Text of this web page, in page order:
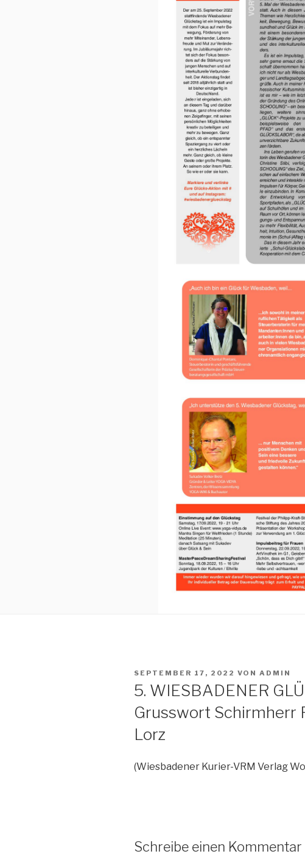
VERÖFFENTLICHT
SEPTEMBER 17, 2022 VON ADMIN
5. WIESBADENER
Grusswort Schirmherr
Lorz
(Wiesbadener Kurier-VRM Verlag
Schreibe einen Kommentar